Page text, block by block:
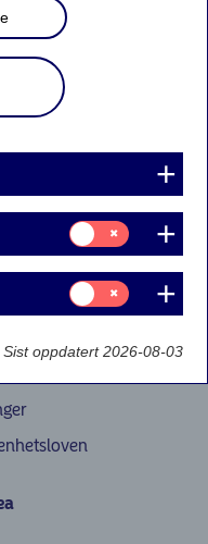
Fund vil avvikles
Samtykke
til:
Statistikk
Samtykke
til:
Markedsføring
Sist oppdatert 2026-08-03